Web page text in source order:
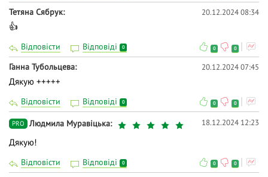
Тетяна Сябрук 20.12.2024 08:34
👍
Відповісти Відповіді 0 0 0
Ганна Тубольцева 20.12.2024 07:45
Дякую +++++
Відповісти Відповіді 0 0 0
PRO Людмила Муравіцька 18.12.2024 12:23
Дякую!
Відповісти Відповіді 0 0 0